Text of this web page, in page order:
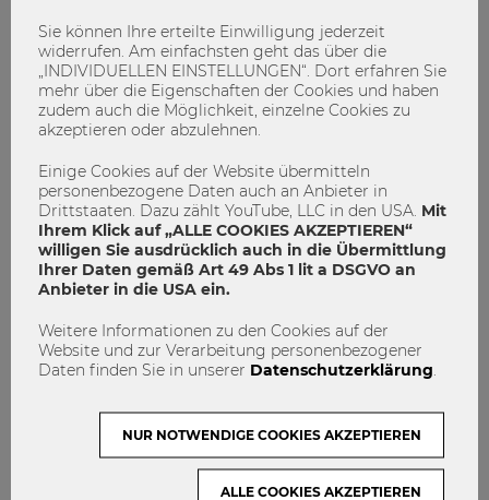
an der WU!
0
Sie können Ihre erteilte Einwilligung jederzeit
widerrufen. Am einfachsten geht das über die
„INDIVIDUELLEN EINSTELLUNGEN“. Dort erfahren Sie
mehr über die Eigenschaften der Cookies und haben
zudem auch die Möglichkeit, einzelne Cookies zu
akzeptieren oder abzulehnen.
Einige Cookies auf der Website übermitteln
personenbezogene Daten auch an Anbieter in
Drittstaaten. Dazu zählt YouTube, LLC in den USA. Mit
Ihrem Klick auf „ALLE COOKIES AKZEPTIEREN“
willigen Sie ausdrücklich auch in die Übermittlung
Ihrer Daten gemäß Art 49 Abs 1 lit a DSGVO an
Anbieter in die USA ein.
Weitere Informationen zu den Cookies auf der
Website und zur Verarbeitung personenbezogener
Daten finden Sie in unserer Datenschutzerklärung
NUR NOTWENDIGE COOKIES AKZEPTIEREN
ALLE COOKIES AKZEPTIEREN